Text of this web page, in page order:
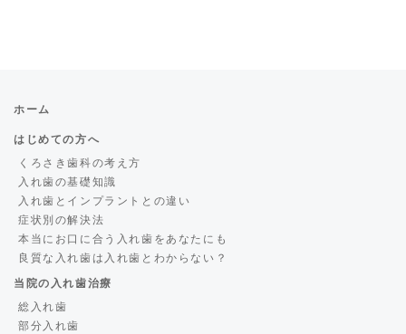
ホーム
はじめての方へ
くろさき歯科の考え方
入れ歯の基礎知識
入れ歯とインプラントとの違い
症状別の解決法
本当にお口に合う入れ歯をあなたにも
良質な入れ歯は入れ歯とわからない？
当院の入れ歯治療
総入れ歯
部分入れ歯